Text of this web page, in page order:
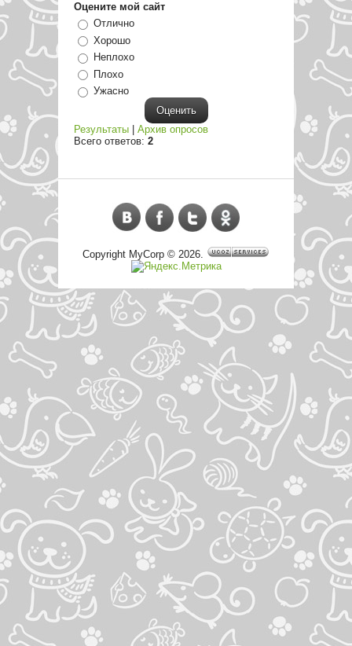
Оцените мой сайт
Отлично
Хорошо
Неплохо
Плохо
Ужасно
Результаты
Архив опросов
Всего ответов: 2
Copyright MyCorp © 2026